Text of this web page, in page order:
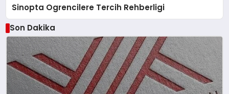
Sinopta Ogrencilere Tercih Rehberligi
Son Dakika